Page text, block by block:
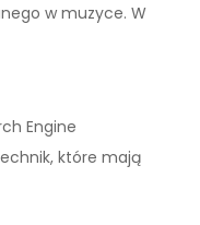
w muzyce. W
Engine
które mają